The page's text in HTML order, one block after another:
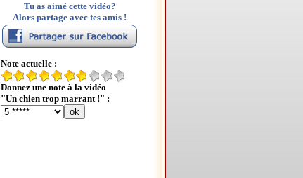
Tu as aimé cette vidéo?
Alors partage avec tes amis !
Note actuelle :
Donnez une note à la vidéo
"Un chien trop marrant !" :